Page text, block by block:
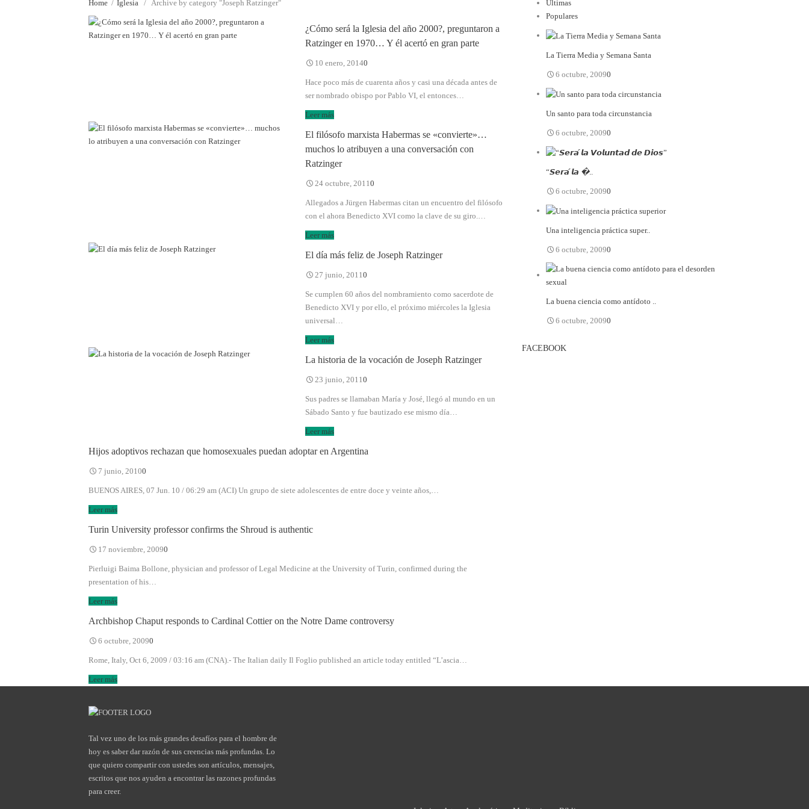
Home / Iglesia / Archive by category "Joseph Ratzinger"
¿Cómo será la Iglesia del año 2000?, preguntaron a
Ratzinger en 1970… Y él acertó en gran parte
10 enero, 20140
Hace poco más de cuarenta años y casi una década antes de
ser nombrado obispo por Pablo VI, el entonces…
Leer más
El filósofo marxista Habermas se «convierte»…
muchos lo atribuyen a una conversación con
Ratzinger
24 octubre, 2011 0
Allegados a Jürgen Habermas citan un encuentro del filósofo
con el ahora Benedicto XVI como la clave de su giro.…
Leer más
El día más feliz de Joseph Ratzinger
27 junio, 2011 0
Se cumplen 60 años del nombramiento como sacerdote de
Benedicto XVI y por ello, el próximo miércoles la Iglesia
universal…
Leer más
La historia de la vocación de Joseph Ratzinger
23 junio, 2011 0
Sus padres se llamaban María y José, llegó al mundo en un
Sábado Santo y fue bautizado ese mismo día…
Leer más
Hijos adoptivos rechazan que homosexuales puedan adoptar en Argentina
7 junio, 20100
BUENOS AIRES, 07 Jun. 10 / 06:29 am (ACI) Un grupo de siete adolescentes de entre doce y veinte años,…
Leer más
Turin University professor confirms the Shroud is authentic
17 noviembre, 20090
Pierluigi Baima Bollone, physician and professor of Legal Medicine at the University of Turin, confirmed during the
presentation of his…
Leer más
Archbishop Chaput responds to Cardinal Cottier on the Notre Dame controversy
6 octubre, 20090
Rome, Italy, Oct 6, 2009 / 03:16 am (CNA).- The Italian daily Il Foglio published an article today entitled “L’ascia…
Leer más
Últimas
Populares
La Tierra Media y Semana Santa
6 octubre, 20090
Un santo para toda circunstancia
6 octubre, 20090
“𝙎𝙚𝙧𝙖́ 𝙡𝙖 �..
6 octubre, 20090
Una inteligencia práctica super..
6 octubre, 20090
La buena ciencia como antídoto ..
6 octubre, 20090
FACEBOOK
Tal vez uno de los más grandes desafíos para el hombre de
hoy es saber dar razón de sus creencias más profundas. Lo
que quiero compartir con ustedes son artículos, mensajes,
escritos que nos ayuden a encontrar las razones profundas
para creer.